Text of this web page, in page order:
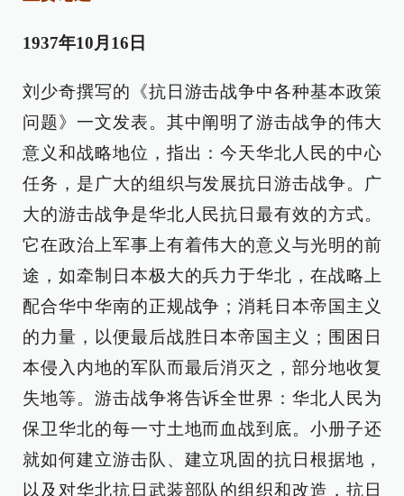
1937年10月16日
刘少奇撰写的《抗日游击战争中各种基本政策
问题》一文发表。其中阐明了游击战争的伟大
意义和战略地位，指出：今天华北人民的中心
任务，是广大的组织与发展抗日游击战争。广
大的游击战争是华北人民抗日最有效的方式。
它在政治上军事上有着伟大的意义与光明的前
途，如牵制日本极大的兵力于华北，在战略上
配合华中华南的正规战争；消耗日本帝国主义
的力量，以便最后战胜日本帝国主义；围困日
本侵入内地的军队而最后消灭之，部分地收复
失地等。游击战争将告诉全世界：华北人民为
保卫华北的每一寸土地而血战到底。小册子还
就如何建立游击队、建立巩固的抗日根据地，
以及对华北抗日武装部队的组织和改造，抗日